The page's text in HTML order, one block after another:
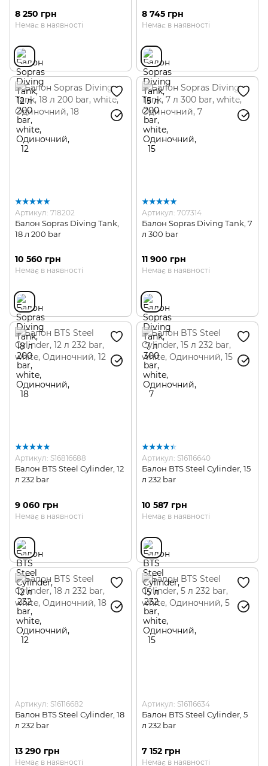
8 250 грн
Немає в наявності
8 745 грн
Немає в наявності
Артикул: 718202
Балон Sopras Diving Tank,
18 л 200 bar
10 560 грн
Немає в наявності
Артикул: 707314
Балон Sopras Diving Tank, 7
л 300 bar
11 900 грн
Немає в наявності
Артикул: S16816688
Балон BTS Steel Cylinder, 12
л 232 bar
9 060 грн
Немає в наявності
Артикул: S16116640
Балон BTS Steel Cylinder, 15
л 232 bar
10 587 грн
Немає в наявності
Артикул: S16116682
Балон BTS Steel Cylinder, 18
л 232 bar
13 290 грн
Немає в наявності
Артикул: S16116634
Балон BTS Steel Cylinder, 5
л 232 bar
7 152 грн
Немає в наявності